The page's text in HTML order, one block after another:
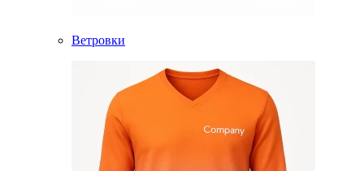
Ветровки